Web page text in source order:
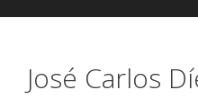
José Carlos